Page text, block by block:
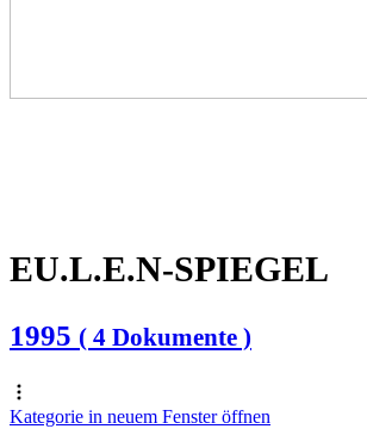
EU.L.E.N-SPIEGEL
1995 ( 4 Dokumente )
Kategorie in neuem Fenster öffnen